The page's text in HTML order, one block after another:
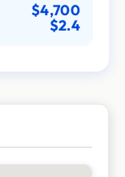
de prélèvement
$4,700
$2.4